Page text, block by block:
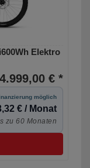
Elektro
4.999,00 € *
möglich
€ / Monat
zu 60 Monaten